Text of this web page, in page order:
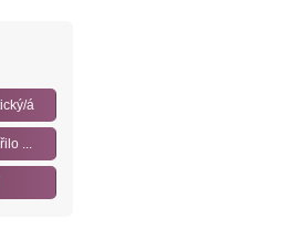
á
...